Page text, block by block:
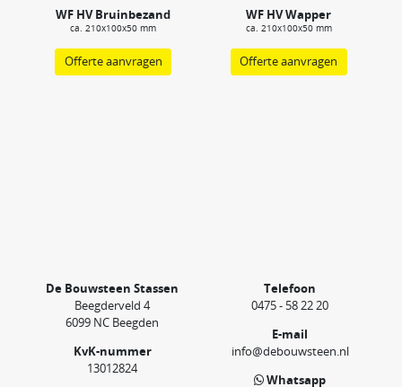
WF HV Bruinbezand
ca. 210x100x50 mm
Offerte aanvragen
WF HV Wapper
ca. 210x100x50 mm
Offerte aanvragen
De Bouwsteen Stassen
Beegderveld 4
6099 NC Beegden
KvK-nummer
13012824
Telefoon
0475 - 58 22 20
E-mail
info@debouwsteen.nl
Whatsapp